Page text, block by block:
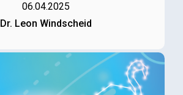
06.04.2025
Dr. Leon Windscheid